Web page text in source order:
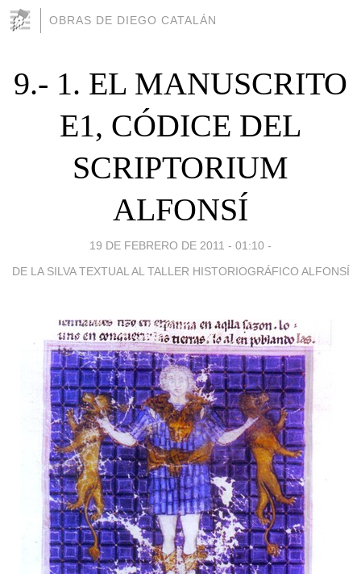
OBRAS DE DIEGO CATALÁN
9.- 1. EL MANUSCRITO
E1, CÓDICE DEL
SCRIPTORIUM
ALFONSÍ
19 DE FEBRERO DE 2011 - 01:10 -
DE LA SILVA TEXTUAL AL TALLER HISTORIOGRÁFICO ALFONSÍ